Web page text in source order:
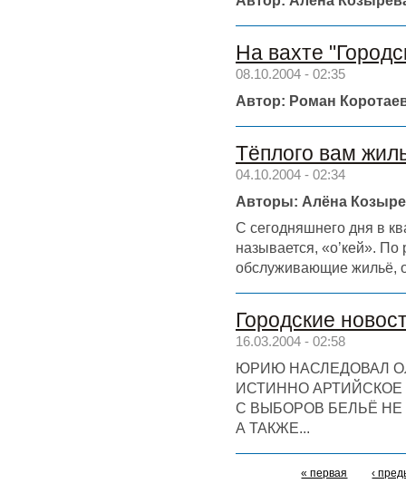
На вахте
08.10.2004 - 02:35
Автор: Роман
Тёплого вам
04.10.2004 - 02:34
Авторы: Алёна
С сегодняшнего дня в
называется, «o’кей».
обслуживающие жильё,
Городские
16.03.2004 - 02:58
ЮРИЮ НАСЛЕДОВАЛ
ИСТИННО
С ВЫБОРОВ БЕЛЬЁ НЕ
А ТАКЖЕ...
« первая ‹